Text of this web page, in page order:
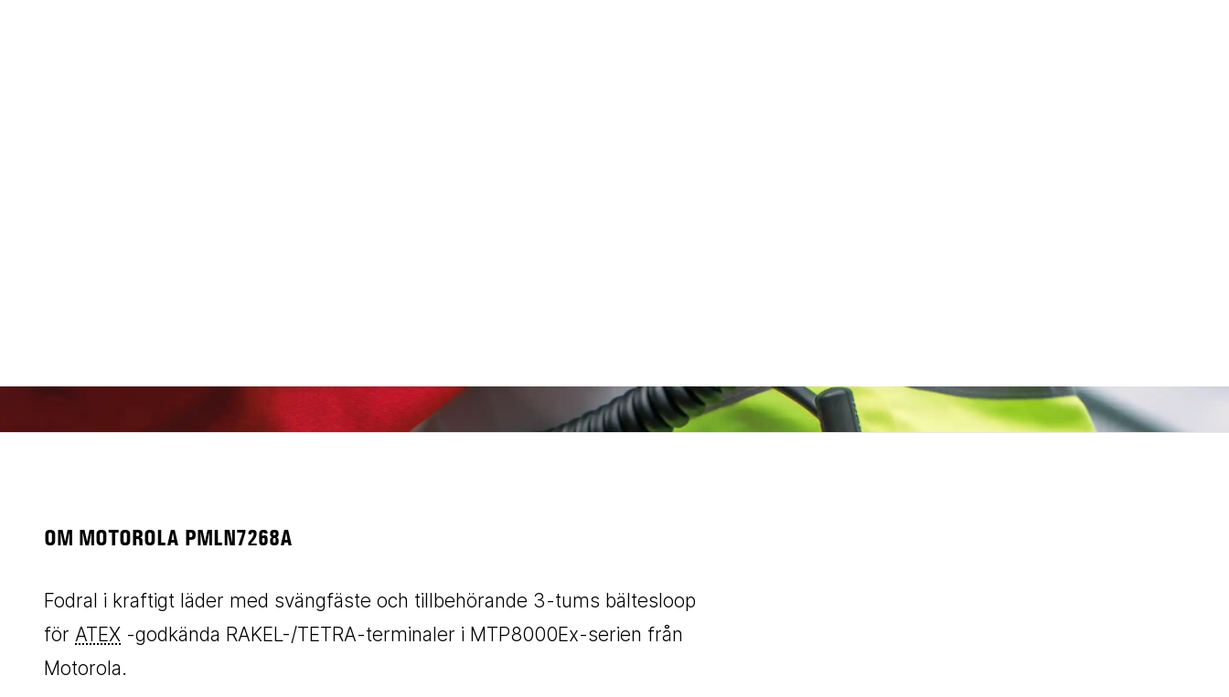
OM MOTOROLA PMLN7268A
Fodral i kraftigt läder med svängfäste och tillbehörande 3-tums bältesloop
för ATEX -godkända RAKEL-/TETRA-terminaler i MTP8000Ex-serien från
Motorola.